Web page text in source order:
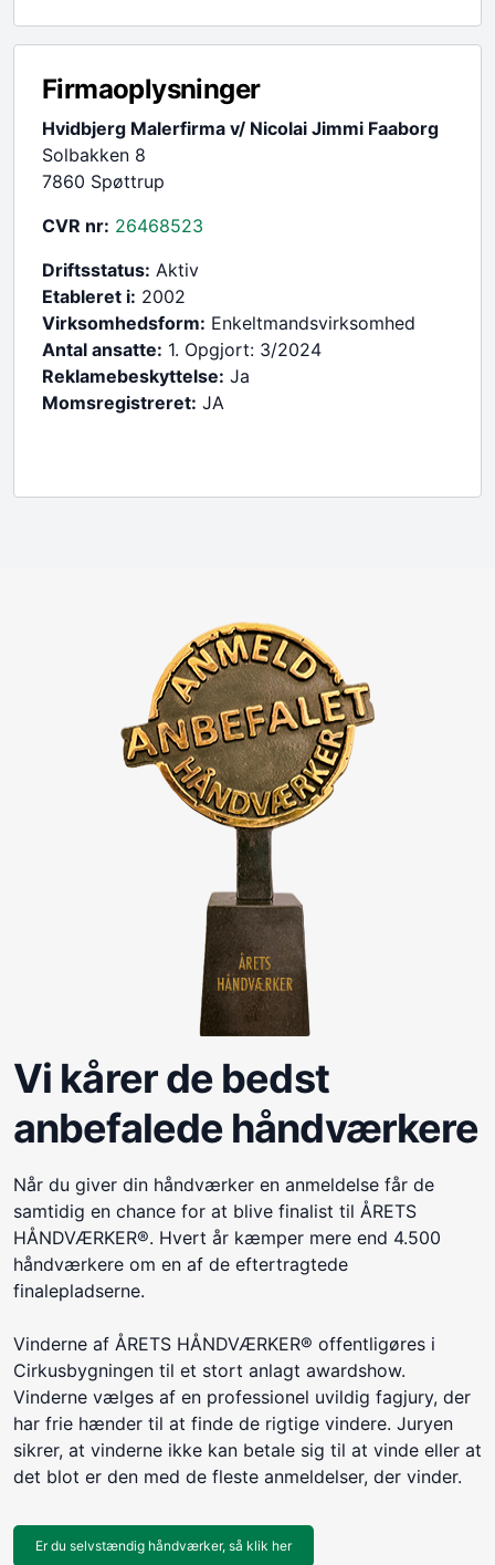
Firmaoplysninger
Hvidbjerg Malerfirma v/ Nicolai Jimmi Faaborg
Solbakken 8
7860 Spøttrup
CVR nr: 26468523
Driftsstatus: Aktiv
Etableret i: 2002
Virksomhedsform: Enkeltmandsvirksomhed
Antal ansatte: 1. Opgjort: 3/2024
Reklamebeskyttelse: Ja
Momsregistreret: JA
Vi kårer de bedst
anbefalede håndværkere
Når du giver din håndværker en anmeldelse får de
samtidig en chance for at blive finalist til ÅRETS
HÅNDVÆRKER®. Hvert år kæmper mere end 4.500
håndværkere om en af de eftertragtede
finalepladserne.
Vinderne af ÅRETS HÅNDVÆRKER® offentligøres i
Cirkusbygningen til et stort anlagt awardshow.
Vinderne vælges af en professionel uvildig fagjury, der
har frie hænder til at finde de rigtige vindere. Juryen
sikrer, at vinderne ikke kan betale sig til at vinde eller at
det blot er den med de fleste anmeldelser, der vinder.
Er du selvstændig håndværker, så klik her